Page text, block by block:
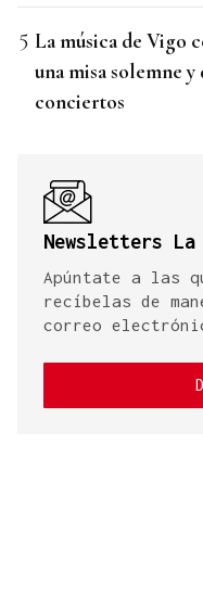
La música de Vigo
una misa solemne
conciertos
Newsletters La
Apúntate a las
recíbelas de
correo